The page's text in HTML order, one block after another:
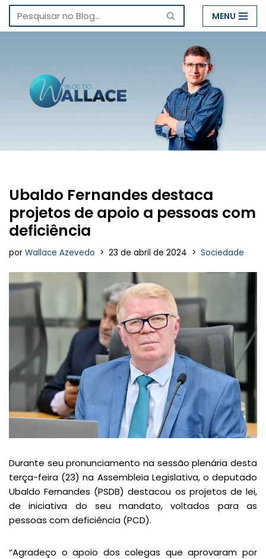
Pular
conteúdo
MENU
Ubaldo Fernandes destaca
projetos de apoio a pessoas com
deficiência
por Wallace Azevedo 23 de abril de 2024 Sociedade
Durante seu pronunciamento na sessão plenária desta
terça-feira (23) na Assembleia Legislativa, o deputado
Ubaldo Fernandes (PSDB) destacou os projetos de lei,
de iniciativa do seu mandato, voltados para as
pessoas com deficiência (PCD).
“Agradeço o apoio dos colegas que aprovaram por